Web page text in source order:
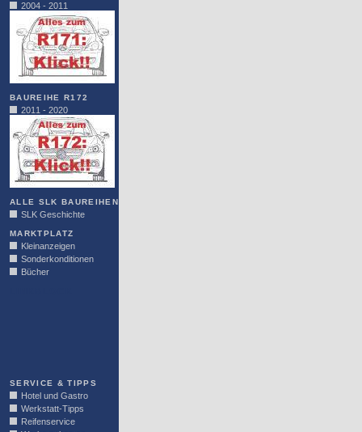
2004 - 2011
BAUREIHE R172
2011 - 2020
ALLE SLK BAUREIHEN
SLK Geschichte
MARKTPLATZ
Kleinanzeigen
Sonderkonditionen
Bücher
SERVICE & TIPPS
Hotel und Gastro
Werkstatt-Tipps
Reifenservice